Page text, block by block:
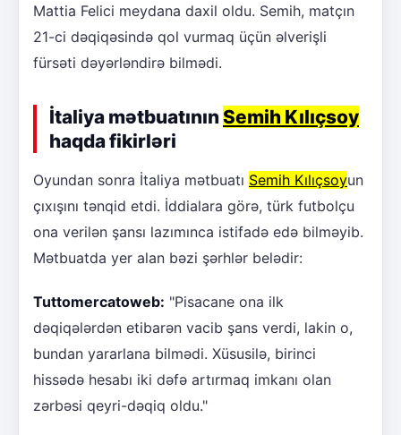
Mattia Felici meydana daxil oldu. Semih, matçın
21-ci dəqiqəsində qol vurmaq üçün əlverişli
fürsəti dəyərləndirə bilmədi.
İtaliya mətbuatının Semih Kılıçsoy
haqda fikirləri
Oyundan sonra İtaliya mətbuatı Semih Kılıçsoyun
çıxışını tənqid etdi. İddialara görə, türk futbolçu
ona verilən şansı lazımınca istifadə edə bilməyib.
Mətbuatda yer alan bəzi şərhlər belədir:
Tuttomercatoweb: "Pisacane ona ilk
dəqiqələrdən etibarən vacib şans verdi, lakin o,
bundan yararlana bilmədi. Xüsusilə, birinci
hissədə hesabı iki dəfə artırmaq imkanı olan
zərbəsi qeyri-dəqiq oldu."